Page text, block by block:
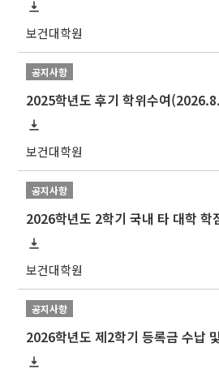
보건대학원
공지사항
보건대학원
공지사항
2026학년도 2학기 국내 타 대학 학
보건대학원
공지사항